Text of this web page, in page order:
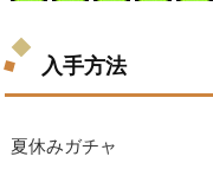
入手方法
夏休みガチャ